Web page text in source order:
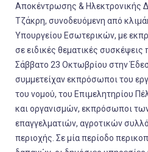
Αποκέντρωσης & Ηλεκτρονικής
Τζάκρη, συνοδευόμενη από
Υπουργείου Εσωτερικών, με
σε ειδικές θεματικές
Σάββατο 23 Οκτωβρίου στην
συμμετείχαν εκπρόσωποι του
του νομού, του Επιμελητηρίου
και οργανισμών, εκπρόσωποι
επαγγελματιών, αγροτικών
περιοχής. Σε μία περίοδο